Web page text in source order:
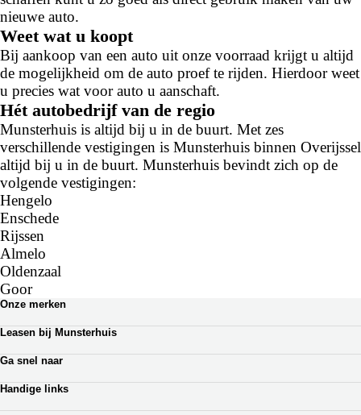
nieuwe auto.
Weet wat u koopt
Bij aankoop van een auto uit onze voorraad krijgt u altijd
de mogelijkheid om de auto proef te rijden. Hierdoor weet
u precies wat voor auto u aanschaft.
Hét autobedrijf van de regio
Munsterhuis is altijd bij u in de buurt. Met zes
verschillende vestigingen is Munsterhuis binnen Overijssel
altijd bij u in de buurt. Munsterhuis bevindt zich op de
volgende vestigingen:
Hengelo
Enschede
Rijssen
Almelo
Oldenzaal
Goor
Onze merken
Dacia
Ferrari
Leasen bij Munsterhuis
Private lease
Shortlease
Ga snel naar
Webshop auto onderdelen
Handige links